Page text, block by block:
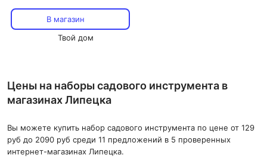
В магазин
Твой дом
Цены на наборы садового инструмента в
магазинах Липецка
Вы можете купить набор садового инструмента по цене от 129
руб до 2090 руб среди 11 предложений в 5 проверенных
интернет-магазинах Липецка.